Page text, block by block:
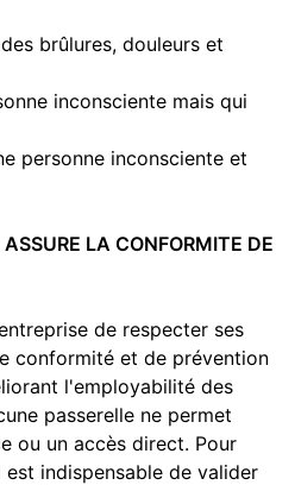
brûlures, douleurs et
inconsciente mais qui
inconsciente et
LA CONFORMITE DE
de respecter ses
conformité et de prévention
l'employabilité des
passerelle ne permet
ou un accès direct. Pour
indispensable de valider